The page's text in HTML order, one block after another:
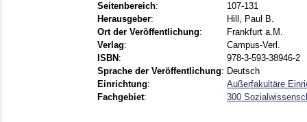
Seitenbereich:
107-131
Herausgeber:
Hill, Paul B.
Ort der Veröffentlichung:
Frankfurt a.M.
Verlag:
Campus-Verl.
ISBN :
978-3-593-38946-2
Sprache der Veröffentlichung: Deutsch
Einrichtung:
Außerfakultäre
Fachgebiet: 300